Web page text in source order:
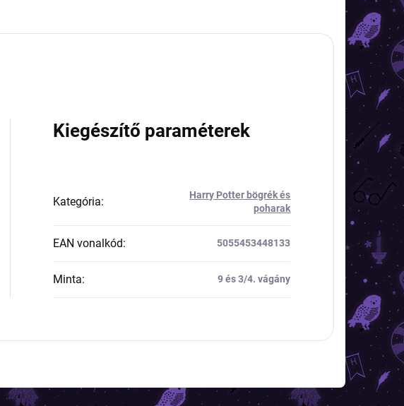
Kiegészítő paraméterek
Kategória:
Harry Potter bögrék és
poharak
EAN vonalkód: 5055453448133
Minta: 9 és 3/4. vágány